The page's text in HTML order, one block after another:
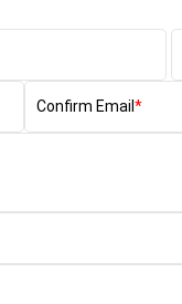
Confirm Email